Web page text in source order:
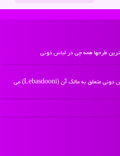
طرحها همه چی در لباس دونی
lebasdooni.ir - مالکیت معنوی سایت لباس دونی متعلق به مالک آن (Lebasdooni) می